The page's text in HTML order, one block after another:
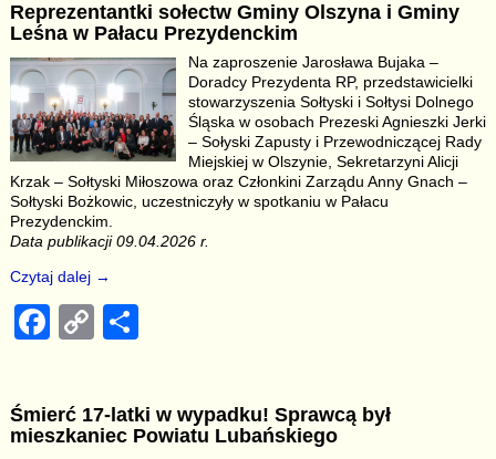
e
b
o
o
k
y
Li
n
k
e
Reprezentantki sołectw Gminy Olszyna i Gminy
Leśna w Pałacu Prezydenckim
Na zaproszenie Jarosława Bujaka –
Doradcy Prezydenta RP, przedstawicielki
stowarzyszenia Sołtyski i Sołtysi Dolnego
Śląska w osobach Prezeski Agnieszki Jerki
– Sołyski Zapusty i Przewodniczącej Rady
Miejskiej w Olszynie, Sekretarzyni Alicji
Krzak – Sołtyski Miłoszowa oraz Członkini Zarządu Anny Gnach –
Sołtyski Bożkowic, uczestniczyły w spotkaniu w Pałacu
Prezydenckim.
Data publikacji 09.04.2026 r.
Czytaj dalej →
F
e
C
y
e
Śmierć 17-latki w wypadku! Sprawcą był
mieszkaniec Powiatu Lubańskiego